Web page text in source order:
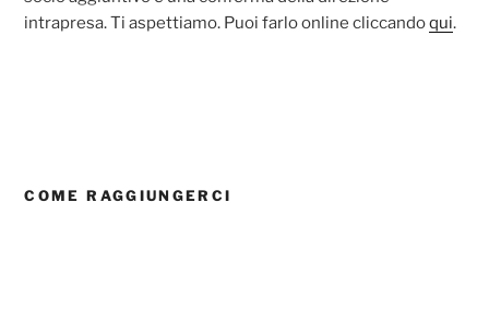
intrapresa. Ti aspettiamo. Puoi farlo online cliccandoqui.
COME RAGGIUNGERCI